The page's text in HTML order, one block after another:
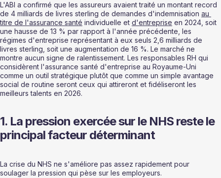
L'ABI a confirmé que les assureurs avaient traité un montant record
de 4 milliards de livres sterling de demandes d'indemnisation au
titre de l'assurance santé individuelle et d'entreprise en 2024, soit
une hausse de 13 % par rapport à l'année précédente, les
régimes d'entreprise représentant à eux seuls 2,6 milliards de
livres sterling, soit une augmentation de 16 %. Le marché ne
montre aucun signe de ralentissement. Les responsables RH qui
considèrent l'assurance santé d'entreprise au Royaume-Uni
comme un outil stratégique plutôt que comme un simple avantage
social de routine seront ceux qui attireront et fidéliseront les
meilleurs talents en 2026.
1. La pression exercée sur le NHS reste le
principal facteur déterminant
La crise du NHS ne s'améliore pas assez rapidement pour
soulager la pression qui pèse sur les employeurs.